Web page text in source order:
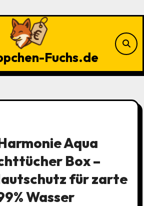
Fuchs.de
Aqua
Box –
für zarte
Wasser